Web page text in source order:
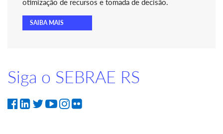
otimização de recursos e tomada de decisão.
SAIBA MAIS
Siga o SEBRAE RS